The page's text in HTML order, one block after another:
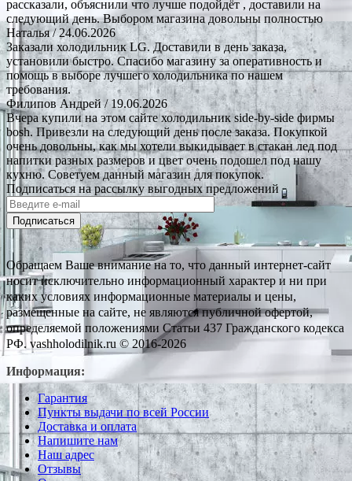
рассказали, объяснили что лучше подойдёт , доставили на
следующий день. Выбором магазина довольны полностью
Наталья/ 24.06.2026
Заказали холодильник LG. Доставили в день заказа,
установили быстро. Спасибо магазину за оперативность и
помощь в выборе лучшего холодильника по нашем
требования.
Филипов Андрей/ 19.06.2026
Вчера купили на этом сайте холодильник side-by-side фирмы
bosh. Привезли на следующий день после заказа. Покупкой
очень довольны, как мы хотели выкидывает в стакан лед под
напитки разных размеров и цвет очень подошел под нашу
кухню. Советуем данный магазин для покупок.
Подписаться на рассылку выгодных предложений
Подписаться
Обращаем Ваше внимание на то, что данный интернет-сайт
носит исключительно информационный характер и ни при
каких условиях информационные материалы и цены,
размещенные на сайте, не являются публичной офертой,
определяемой положениями Статьи 437 Гражданского кодекса
РФ. vashholodilnik.ru © 2016-2026
Информация:
Гарантия
Пункты выдачи по всей России
Доставка и оплата
Напишите нам
Наш адрес
Отзывы